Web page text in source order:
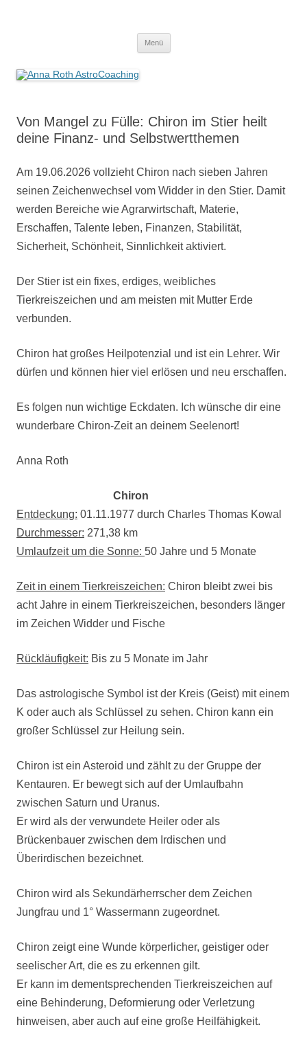
Menü
Von Mangel zu Fülle: Chiron im Stier heilt
deine Finanz- und Selbstwertthemen
Am 19.06.2026 vollzieht Chiron nach sieben Jahren
seinen Zeichenwechsel vom Widder in den Stier. Damit
werden Bereiche wie Agrarwirtschaft, Materie,
Erschaffen, Talente leben, Finanzen, Stabilität,
Sicherheit, Schönheit, Sinnlichkeit aktiviert.
Der Stier ist ein fixes, erdiges, weibliches
Tierkreiszeichen und am meisten mit Mutter Erde
verbunden.
Chiron hat großes Heilpotenzial und ist ein Lehrer. Wir
dürfen und können hier viel erlösen und neu erschaffen.
Es folgen nun wichtige Eckdaten. Ich wünsche dir eine
wunderbare Chiron-Zeit an deinem Seelenort!
Anna Roth
Chiron
Entdeckung: 01.11.1977 durch Charles Thomas Kowal
Durchmesser: 271,38 km
Umlaufzeit um die Sonne: 50 Jahre und 5 Monate
Zeit in einem Tierkreiszeichen: Chiron bleibt zwei bis
acht Jahre in einem Tierkreiszeichen, besonders länger
im Zeichen Widder und Fische
Rückläufigkeit: Bis zu 5 Monate im Jahr
Das astrologische Symbol ist der Kreis (Geist) mit einem
K oder auch als Schlüssel zu sehen. Chiron kann ein
großer Schlüssel zur Heilung sein.
Chiron ist ein Asteroid und zählt zu der Gruppe der
Kentauren. Er bewegt sich auf der Umlaufbahn
zwischen Saturn und Uranus.
Er wird als der verwundete Heiler oder als
Brückenbauer zwischen dem Irdischen und
Überirdischen bezeichnet.
Chiron wird als Sekundärherrscher dem Zeichen
Jungfrau und 1° Wassermann zugeordnet.
Chiron zeigt eine Wunde körperlicher, geistiger oder
seelischer Art, die es zu erkennen gilt.
Er kann im dementsprechenden Tierkreiszeichen auf
eine Behinderung, Deformierung oder Verletzung
hinweisen, aber auch auf eine große Heilfähigkeit.